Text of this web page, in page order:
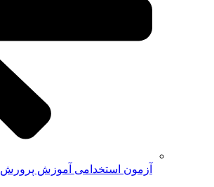
آزمون استخدامی آموزش پرورش